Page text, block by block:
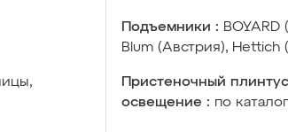
Подъемники :
Blum (Австрия), Hettich
Пристеночный
освещение : по